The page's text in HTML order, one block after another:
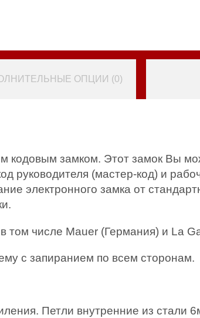
ОПЦИИ (0)
кодовым замком. Этот замок Вы
руководителя (мастер-код) и
электронного замка от
том числе Mauer (Германия) и La
с запиранием по всем сторонам.
Петли внутренние из стали